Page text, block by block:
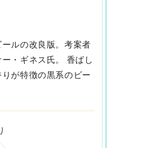
ルの改良版。考案者
・ギネス氏。 香ばし
が特徴の黒系のビー